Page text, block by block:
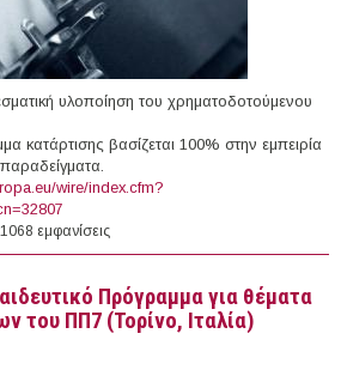
υλοποίηση του χρηματοδοτούμενου
κατάρτισης βασίζεται 100% στην εμπειρία
wire/index.cfm?
21-22/2/2013 - FP7-Master-class για Συντονιστές
Βέλγιο)
1068 εμφανίσεις
Πρόγραμμα για θέματα
του ΠΠ7 (Τορίνο, Ιταλία)